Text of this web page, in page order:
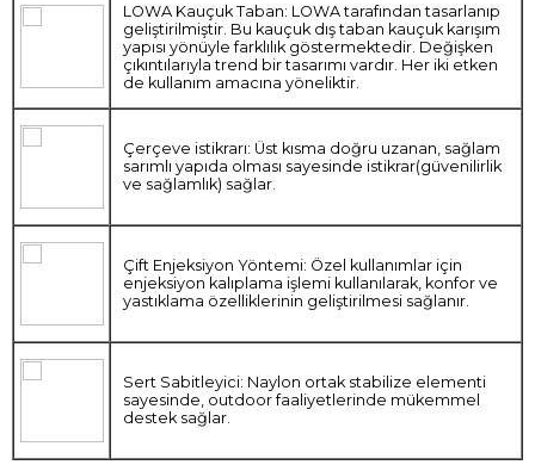
LOWA Kauçuk Taban: LOWA tarafından tasarlanıp
geliştirilmiştir. Bu kauçuk dış taban kauçuk karışım
yapısı yönüyle farklılık göstermektedir. Değişken
çıkıntılarıyla trend bir tasarımı vardır. Her iki etken
de kullanım amacına yöneliktir.
Çerçeve istikrarı: Üst kısma doğru uzanan, sağlam
sarımlı yapıda olması sayesinde istikrar(güvenilirlik
ve sağlamlık) sağlar.
Çift Enjeksiyon Yöntemi: Özel kullanımlar için
enjeksiyon kalıplama işlemi kullanılarak, konfor ve
yastıklama özelliklerinin geliştirilmesi sağlanır.
Sert Sabitleyici: Naylon ortak stabilize elementi
sayesinde, outdoor faaliyetlerinde mükemmel
destek sağlar.